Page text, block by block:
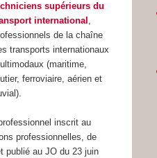
supérieurs du
international ,
de la chaîne
transports internationaux
(maritime,
ferroviaire, aérien et
inscrit au
professionnelles, de
publié au JO du 23 juin